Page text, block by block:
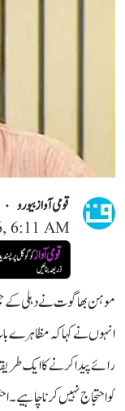
قومی آواز بیورو
6:11 AM
موہن بھاگوت نے دہلی کے
انہوں نے کہا کہ مظاہرے
رائے پیدا کرنے کا ایک
کو احتجاج نہیں کرنا